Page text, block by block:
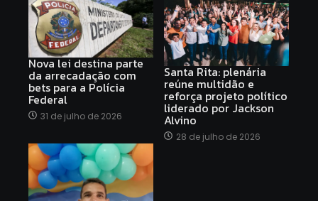
Nova lei destina parte
da arrecadação com
bets para a Polícia
Federal
31 de julho de 2026
Santa Rita: plenária
reúne multidão e
reforça projeto político
liderado por Jackson
Alvino
28 de julho de 2026